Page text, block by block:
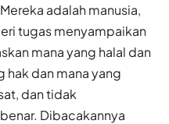
adalah manusia,
tugas menyampaikan
mana yang halal dan
hak dan mana yang
dan tidak
Dibacakannya